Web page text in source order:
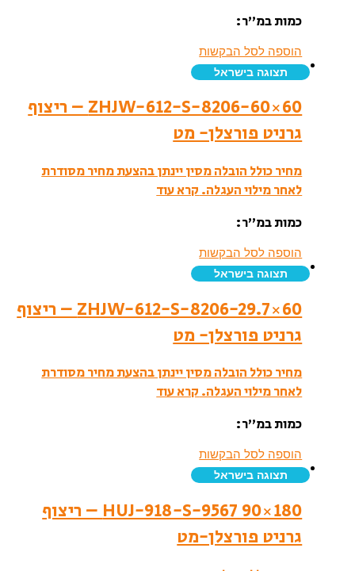
כמות במ”ר:
הוספה לסל הבקשות
תצוגה בישראל
ZHJW-612-S-8206-60×60 – ריצוף
גרניט פורצלן- מט
מחיר כולל הובלה מסין יינתן בהצעת מחיר מסודרת
לאחר מילוי העגלה.קרא עוד
כמות במ”ר:
הוספה לסל הבקשות
תצוגה בישראל
ZHJW-612-S-8206-29.7×60 – ריצוף
גרניט פורצלן- מט
מחיר כולל הובלה מסין יינתן בהצעת מחיר מסודרת
לאחר מילוי העגלה.קרא עוד
כמות במ”ר:
הוספה לסל הבקשות
תצוגה בישראל
HUJ-918-S-9567 90×180 – ריצוף
גרניט פורצלן-מט